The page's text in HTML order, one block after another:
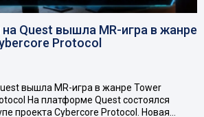
Quest вышла MR-игра в жанре
Protocol
вышла MR-игра в жанре Tower
На платформе Quest состоялся
проекта Cybercore Protocol. Новая…